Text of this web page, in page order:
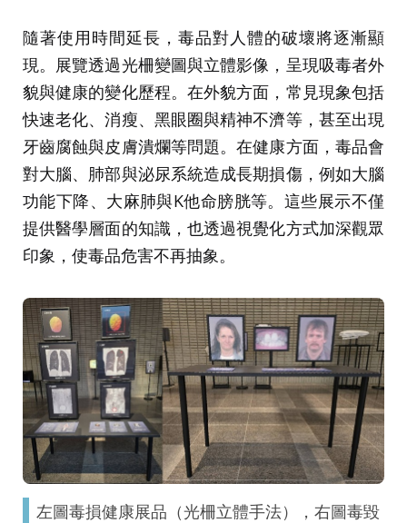
隨著使用時間延長，毒品對人體的破壞將逐漸顯
現。展覽透過光柵變圖與立體影像，呈現吸毒者外
貌與健康的變化歷程。在外貌方面，常見現象包括
快速老化、消瘦、黑眼圈與精神不濟等，甚至出現
牙齒腐蝕與皮膚潰爛等問題。在健康方面，毒品會
對大腦、肺部與泌尿系統造成長期損傷，例如大腦
功能下降、大麻肺與K他命膀胱等。這些展示不僅
提供醫學層面的知識，也透過視覺化方式加深觀眾
印象，使毒品危害不再抽象。
左圖毒損健康展品（光柵立體手法），右圖毒毀